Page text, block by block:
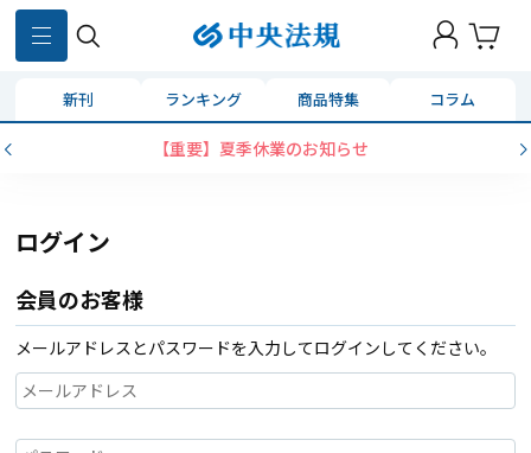
新刊 ランキング 商品特集 コラム
【重要】夏季休業のお知らせ
ログイン
会員のお客様
メールアドレスとパスワードを入力してログインしてください。